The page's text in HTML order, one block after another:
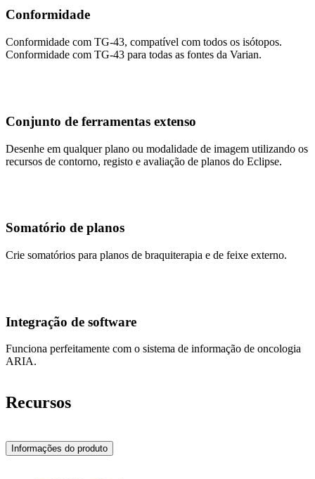
Conformidade
Conformidade com TG-43, compatível com todos os isótopos.
Conformidade com TG-43 para todas as fontes da Varian.
Conjunto de ferramentas extenso
Desenhe em qualquer plano ou modalidade de imagem utilizando os
recursos de contorno, registo e avaliação de planos do Eclipse.
Somatório de planos
Crie somatórios para planos de braquiterapia e de feixe externo.
Integração de software
Funciona perfeitamente com o sistema de informação de oncologia
ARIA.
Recursos
Informações do produto